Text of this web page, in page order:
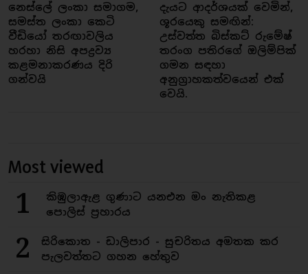
නෙස්ලේ ලංකා සමාගම,
සමස්ත ලංකා කෙටි
වීඩියෝ තරඟාවලිය
හරහා නිසි අපද්‍රව්‍ය
කළමනාකරණය දිරි
ගන්වයි
දැයට ආදර්ශයක් වෙමින්,
ශූරයෙකු සමඟින්:
උස්වත්ත බිස්කට් රුමේෂ්
තරංග පතිරගේ ඔලිම්පික්
ගමන සඳහා
අනුග්‍රාහකත්වයෙන් එක්
වෙයි.
Most viewed
1
කිඹුලාඇළ ගුණාට යනඑන මං නැතිකළ
පොලිස් ප්‍රහාරය
2
සිරිකොත - ඩාලිපාර - සුචරිතය අමතක කර
පැලවත්තට ගහන හේතුව